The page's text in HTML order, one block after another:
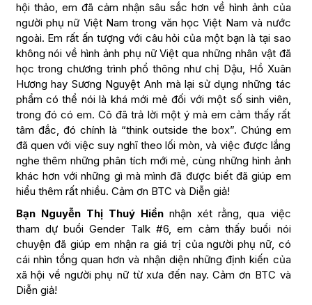
hội thảo, em đã cảm nhận sâu sắc hơn về hình ảnh của
người phụ nữ Việt Nam trong văn học Việt Nam và nước
ngoài. Em rất ấn tượng với câu hỏi của một bạn là tại sao
không nói về hình ảnh phụ nữ Việt qua những nhân vật đã
học trong chương trình phổ thông như chị Dậu, Hồ Xuân
Hương hay Sương Nguyệt Anh mà lại sử dụng những tác
phẩm có thể nói là khá mới mẻ đối với một số sinh viên,
trong đó có em. Cô đã trả lời một ý mà em cảm thấy rất
tâm đắc, đó chính là “think outside the box”. Chúng em
đã quen với việc suy nghĩ theo lối mòn, và việc được lắng
nghe thêm những phân tích mới mẻ, cùng những hình ảnh
khác hơn với những gì mà mình đã được biết đã giúp em
hiểu thêm rất nhiều. Cảm ơn BTC và Diễn giả!
Bạn Nguyễn Thị Thuý Hiềnnhận xét rằng, qua việc
tham dự buổi Gender Talk #6, em cảm thấy buổi nói
chuyện đã giúp em nhận ra giá trị của người phụ nữ, có
cái nhìn tổng quan hơn và nhận diện những định kiến của
xã hội về người phụ nữ từ xưa đến nay. Cảm ơn BTC và
Diễn giả!